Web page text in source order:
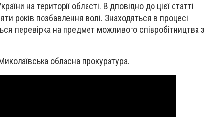
на території області. Відповідно до цієї статті
років позбавлення волі. Знаходяться в процесі
перевірка на предмет можливого співробітництва з
обласна прокуратура.